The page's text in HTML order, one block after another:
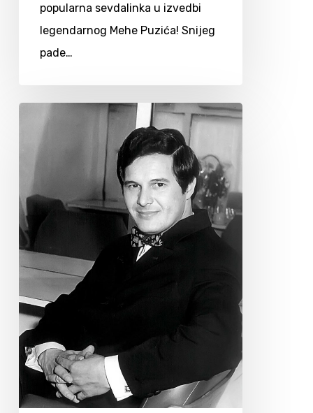
popularna sevdalinka u izvedbi
legendarnog Mehe Puzića! Snijeg
pade…